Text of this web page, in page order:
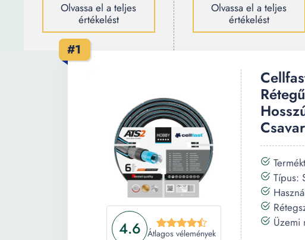
Olvassa el a teljes
értékelést
Olvassa el a teljes
értékelést
#1
4.6 Átlagos vélemények
Típus:
Üzemi